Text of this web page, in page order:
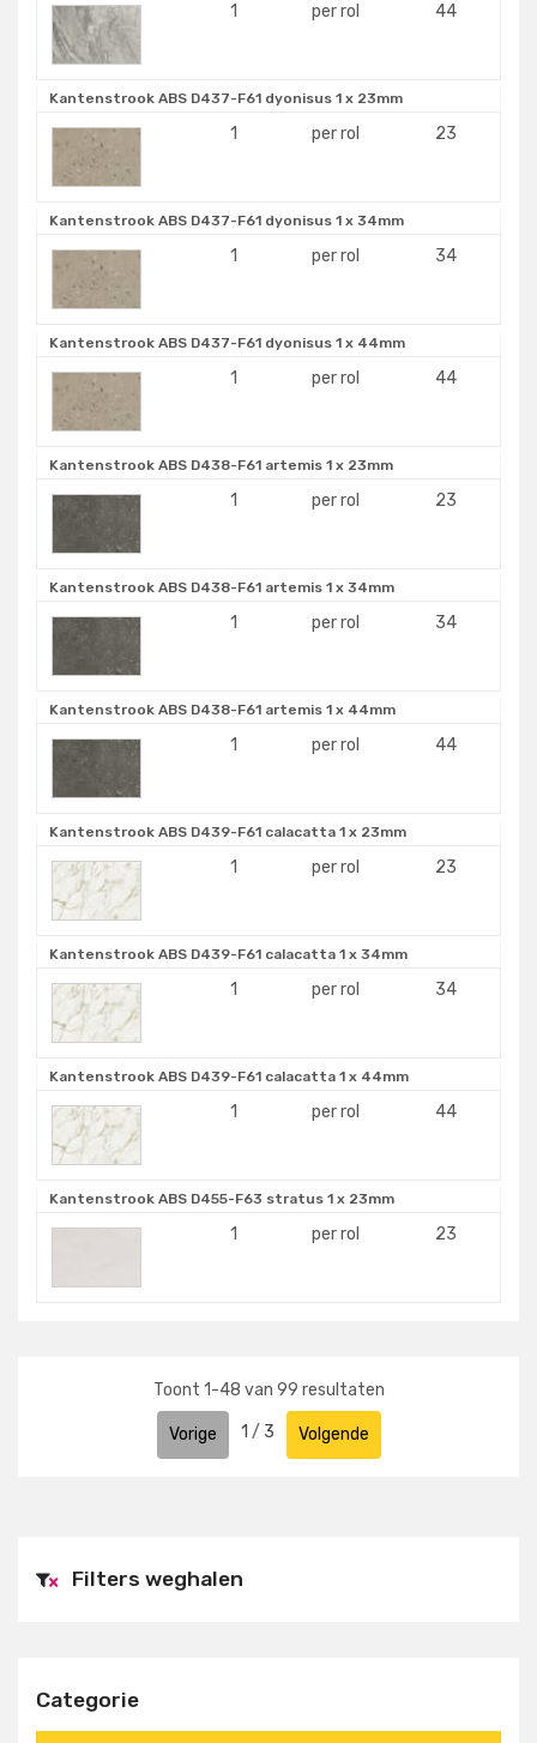
× Filters weghalen
Categorie
1 per rol 44
Kantenstrook ABS D437-F61 dyonisus 1 x 23mm
1 per rol 23
Kantenstrook ABS D437-F61 dyonisus 1 x 34mm
1 per rol 34
Kantenstrook ABS D437-F61 dyonisus 1 x 44mm
1 per rol 44
Kantenstrook ABS D438-F61 artemis 1 x 23mm
1 per rol 23
Kantenstrook ABS D438-F61 artemis 1 x 34mm
1 per rol 34
Kantenstrook ABS D438-F61 artemis 1 x 44mm
1 per rol 44
Kantenstrook ABS D439-F61 calacatta 1 x 23mm
1 per rol 23
Kantenstrook ABS D439-F61 calacatta 1 x 34mm
1 per rol 34
Kantenstrook ABS D439-F61 calacatta 1 x 44mm
1 per rol 44
Kantenstrook ABS D455-F63 stratus 1 x 23mm
1 per rol 23
Toont 1-48 van 99 resultaten
Vorige 1 / 3 Volgende